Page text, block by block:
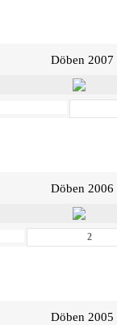
Döben 2007
Döben 2006
Döben 2005